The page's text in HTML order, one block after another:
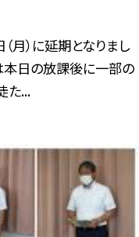
月）に延期となりまし
本日の放課後に一部の
た...